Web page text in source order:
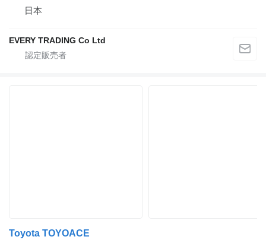
日本
EVERY TRADING Co Ltd
Toyota TOYOACE